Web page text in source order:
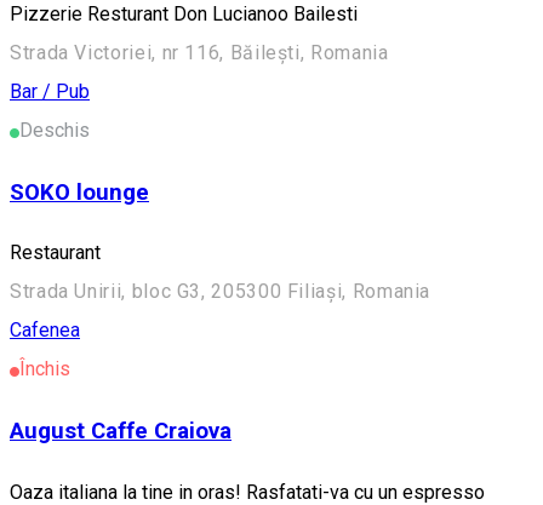
Pizzerie Resturant Don Lucianoo Bailesti
Strada Victoriei, nr 116, Băilești, Romania
Bar / Pub
Deschis
SOKO lounge
Restaurant
Strada Unirii, bloc G3, 205300 Filiași, Romania
Cafenea
Închis
August Caffe Craiova
Oaza italiana la tine in oras! Rasfatati-va cu un espresso